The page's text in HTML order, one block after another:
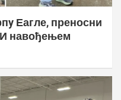
Еагле, преносни
навођењем